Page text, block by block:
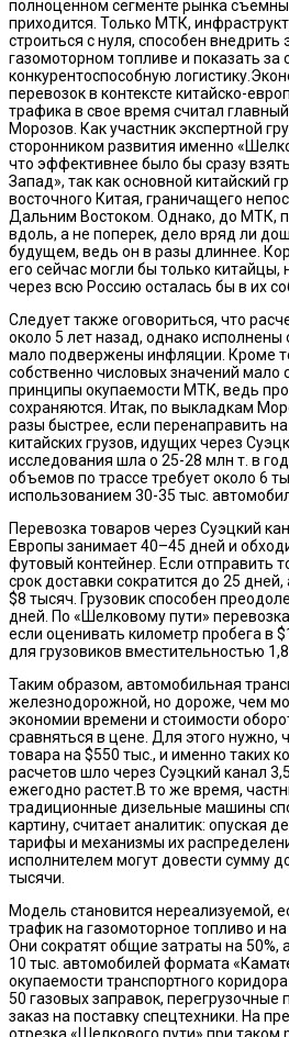
полноценном сегменте рынка
приходится. Только МТК,
строиться с нуля, способен
газомоторном топливе и показать за
конкурентоспособную
перевозок в контексте китайско-
трафика в свое время считал
Морозов. Как участник экспертной
сторонником развития именно
что эффективнее было бы сразу
Запад», так как основной китайский
восточного Китая, граничащего
Дальним Востоком. Однако, до МТК,
вдоль, а не поперек, дело вряд ли
будущем, ведь он в разы длиннее.
его сейчас могли бы только китайцы,
через всю Россию осталась бы в их
Следует также оговориться, что
около 5 лет назад, однако
мало подвержены инфляции. Кроме
собственно числовых значений мало
принципы окупаемости МТК, ведь
сохраняются. Итак, по выкладкам
разы быстрее, если перенаправить
китайских грузов, идущих через
исследования шла о 25-28 млн т. в
объемов по трассе требует около 6
использованием 30-35 тыс.
Перевозка товаров через Суэцкий
Европы занимает 40–45 дней и
футовый контейнер. Если отправить
срок доставки сократится до 25
$8 тысяч. Грузовик способен
дней. По «Шелковому пути»
если оценивать километр пробега в
для грузовиков вместительностью
Таким образом, автомобильная
железнодорожной, но дороже, чем
экономии времени и стоимости
сравняться в цене. Для этого нужно,
товара на $550 тыс., и именно таких
расчетов шло через Суэцкий канал
ежегодно растет.В то же время,
традиционные дизельные машины
картину, считает аналитик: опуская
тарифы и механизмы их
исполнителем могут довести сумму
тысячи.
Модель становится нереализуемой,
трафик на газомоторное топливо и
Они сократят общие затраты на 50%,
10 тыс. автомобилей формата
окупаемости транспортного
50 газовых заправок, перегрузочные
заказ на поставку спецтехники. На